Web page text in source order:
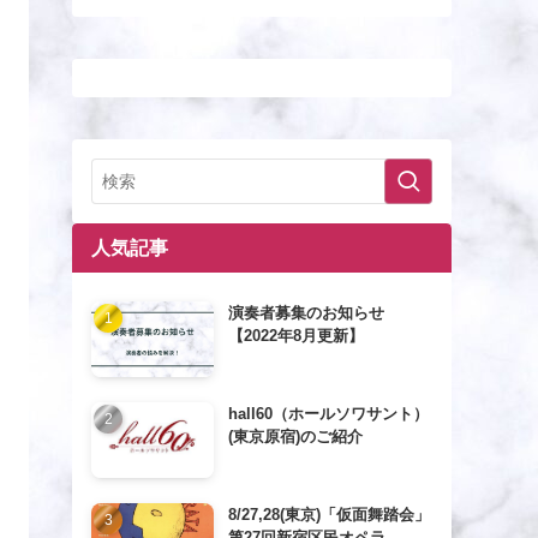
人気記事
演奏者募集のお知らせ
【2022年8月更新】
hall60（ホールソワサント）
(東京原宿)のご紹介
8/27,28(東京)「仮面舞踏会」